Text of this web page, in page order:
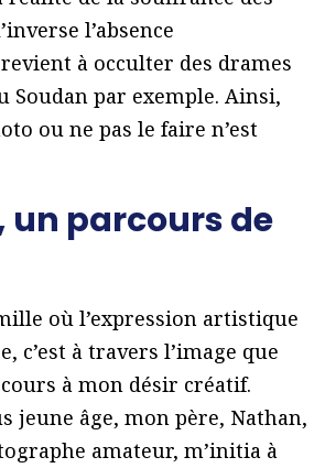
l’absence
à occulter des drames
Soudan par exemple. Ainsi,
ou ne pas le faire n’est
un parcours de
où l’expression artistique
c’est à travers l’image que
à mon désir créatif.
jeune âge, mon père, Nathan,
amateur, m’initia à